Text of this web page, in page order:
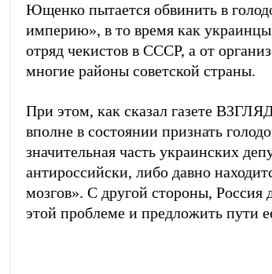
Ющенко пытается обвинить в
империю», в то время как
отряд чекистов в СССР, а от
многие районы советской страны.
При этом, как сказал газете
вполне в состоянии признать
значительная часть украинских
антироссийски, либо давно
мозгов». С другой стороны, Россия
этой проблеме и предложить пути